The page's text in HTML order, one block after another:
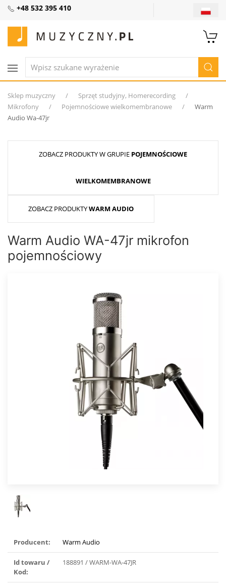
+48 532 395 410
Sklep muzyczny
Sprzęt studyjny, Homerecording
Mikrofony
Pojemnościowe wielkomembranowe
Warm
Audio Wa-47jr
ZOBACZ PRODUKTY W GRUPIE POJEMNOŚCIOWE
WIELKOMEMBRANOWE
ZOBACZ PRODUKTYWARM AUDIO
Warm Audio WA-47jr mikrofon
pojemnościowy
Producent: Warm Audio
Id towaru /
Kod:
188891 / WARM-WA-47JR